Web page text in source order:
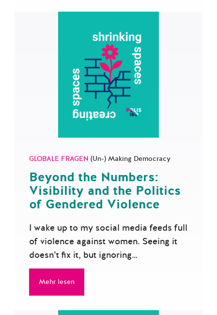
GLOBALE FRAGEN (Un-) Making Democracy
Beyond the Numbers:
Visibility and the Politics
of Gendered Violence
I wake up to my social media feeds full
of violence against women. Seeing it
doesn’t fix it, but ignoring…
Mehr lesen